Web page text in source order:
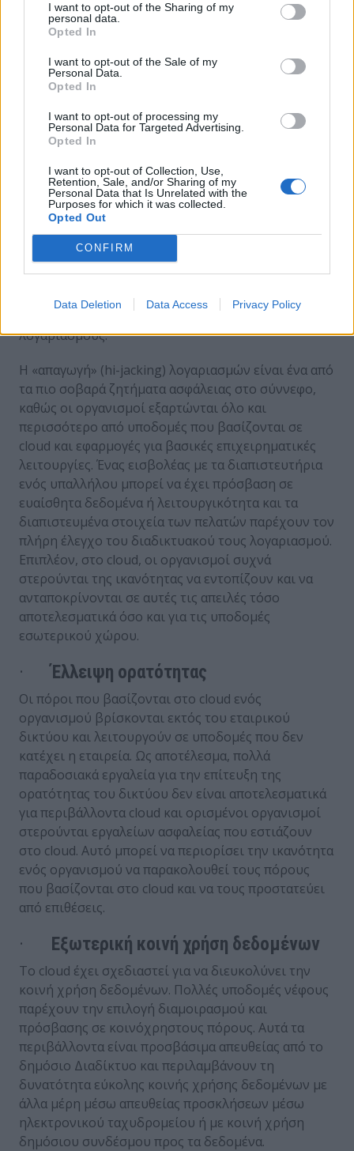
I want to opt-out of the Sharing of my
personal data.
Opted In
I want to opt-out of the Sale of my
Personal Data.
Opted In
I want to opt-out of processing my
Personal Data for Targeted Advertising.
Opted In
I want to opt-out of Collection, Use,
Retention, Sale, and/or Sharing of my
Personal Data that Is Unrelated with the
Purposes for which it was collected.
Opted Out
CONFIRM
Data Deletion Data Access Privacy Policy
cloud. Η τεκμηρίωση που έχει σχεδιαστεί για τον
πελάτη μπορεί επίσης να χρησιμοποιηθεί από έναν
και την εκμετάλλευση πιθανών μεθόδων
πρόσβασης και διείσδυσης ευαίσθητων δεδομένων
·Παραβίαση λογαριασμών
Πολλοί άνθρωποι έχουν εξαιρετικά αδύναμη
ασφάλεια κωδικού πρόσβασης,
συμπεριλαμβανομένης της επαναχρησιμοποίησης
κωδικών πρόσβασης και της χρήσης αδύναμων
κωδικών πρόσβασης. Αυτό το πρόβλημα επιτείνει
τον αντίκτυπο των επιθέσεων ηλεκτρονικού
ψαρέματος και των παραβιάσεων δεδομένων,
καθώς επιτρέπει τη χρήση ενός κλεμμένου κωδικού
πρόσβασης σε πολλούς διαφορετικούς
λογαριασμούς.
Η «απαγωγή» (hi-jacking) λογαριασμών είναι ένα από
τα πιο σοβαρά ζητήματα ασφάλειας στο σύννεφο,
καθώς οι οργανισμοί εξαρτώνται όλο και
περισσότερο από υποδομές που βασίζονται σε
cloud και εφαρμογές για βασικές επιχειρηματικές
λειτουργίες. Ένας εισβολέας με τα διαπιστευτήρια
ενός υπαλλήλου μπορεί να έχει πρόσβαση σε
ευαίσθητα δεδομένα ή λειτουργικότητα και τα
διαπιστευμένα στοιχεία των πελατών παρέχουν τον
πλήρη έλεγχο του διαδικτυακού τους λογαριασμού.
Επιπλέον, στο cloud, οι οργανισμοί συχνά
στερούνται της ικανότητας να εντοπίζουν και να
ανταποκρίνονται σε αυτές τις απειλές τόσο
αποτελεσματικά όσο και για τις υποδομές
εσωτερικού χώρου.
·Έλλειψη ορατότητας
Οι πόροι που βασίζονται στο cloud ενός
οργανισμού βρίσκονται εκτός του εταιρικού
δικτύου και λειτουργούν σε υποδομές που δεν
κατέχει η εταιρεία. Ως αποτέλεσμα, πολλά
παραδοσιακά εργαλεία για την επίτευξη της
ορατότητας του δικτύου δεν είναι αποτελεσματικά
για περιβάλλοντα cloud και ορισμένοι οργανισμοί
στερούνται εργαλείων ασφαλείας που εστιάζουν
στο cloud. Αυτό μπορεί να περιορίσει την ικανότητα
ενός οργανισμού να παρακολουθεί τους πόρους
που βασίζονται στο cloud και να τους προστατεύει
από επιθέσεις.
· Εξωτερική κοινή χρήση δεδομένων
Το cloud έχει σχεδιαστεί για να διευκολύνει την
κοινή χρήση δεδομένων. Πολλές υποδομές νέφους
παρέχουν την επιλογή διαμοιρασμού και
πρόσβασης σε κοινόχρηστους πόρους. Αυτά τα
περιβάλλοντα είναι προσβάσιμα απευθείας από το
δημόσιο Διαδίκτυο και περιλαμβάνουν τη
δυνατότητα εύκολης κοινής χρήσης δεδομένων με
άλλα μέρη μέσω απευθείας προσκλήσεων μέσω
ηλεκτρονικού ταχυδρομείου ή με κοινή χρήση
δημόσιου συνδέσμου προς τα δεδομένα.